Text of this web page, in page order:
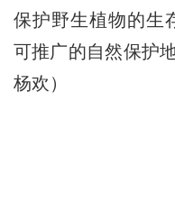
保护野生植物的生
可推广的自然保护
杨欢）